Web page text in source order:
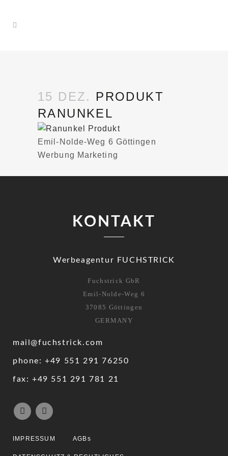
15 DEZ. PRODUKT
RANUNKEL
Emil-Nolde-Weg 6 Göttingen
Werbung Marketing
KONTAKT
Werbeagentur FUCHSTRICK
Fuchstrick GbR
Emil-Nolde-Weg 6
37085 Göttingen
GERMANY
mail@fuchstrick.com
phone: +49 551 291 76250
fax: +49 551 291 781 21
IMPRESSUM AGBs